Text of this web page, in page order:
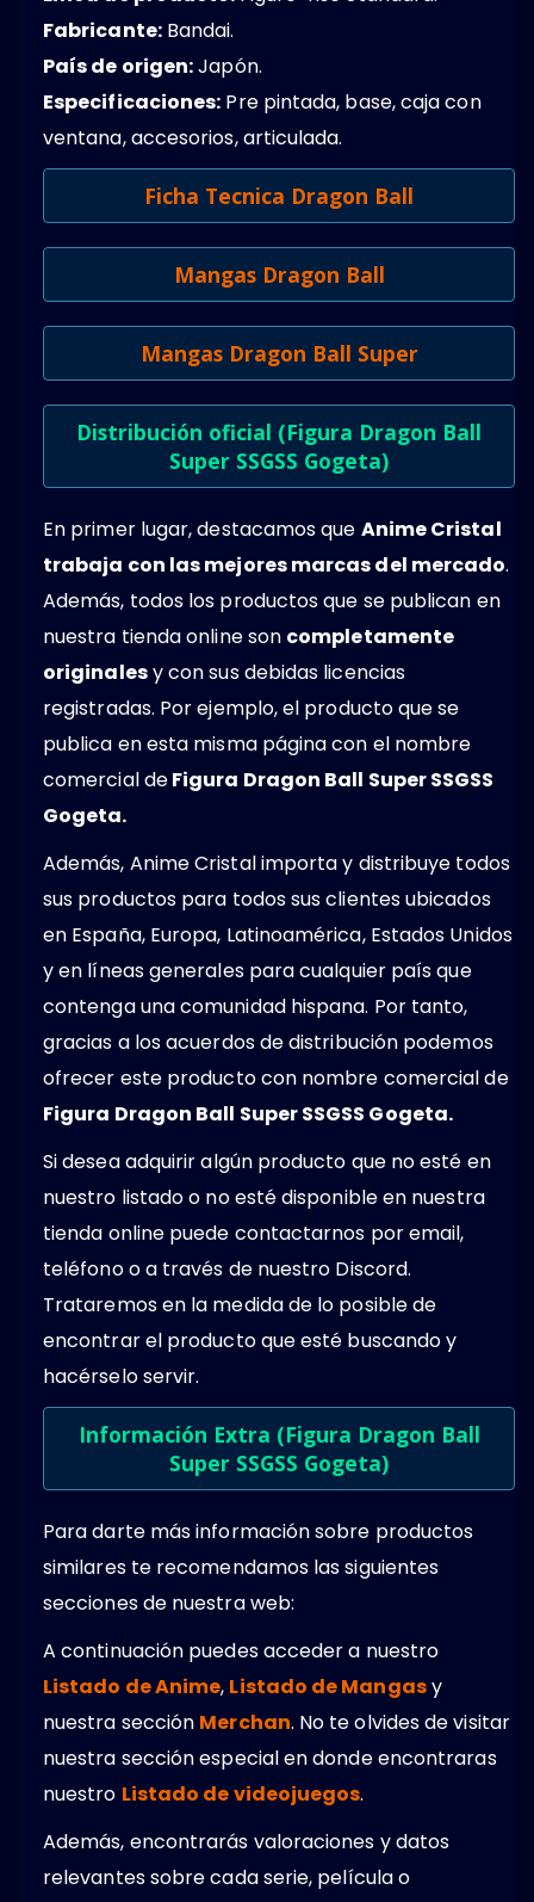
Fabricante:Bandai.
País de origen:Japón.
Especificaciones: Pre pintada, base, caja con
ventana, accesorios, articulada.
Ficha Tecnica Dragon Ball
Mangas Dragon Ball
Mangas Dragon Ball Super
Distribución oficial (Figura Dragon Ball
Super SSGSS Gogeta)
En primer lugar, destacamos que Anime Cristal
trabaja con las mejores marcas del mercado.
Además, todos los productos que se publican en
nuestra tienda online son completamente
originalesy con sus debidas licencias
registradas. Por ejemplo, el producto que se
publica en esta misma página con el nombre
comercial deFigura Dragon Ball Super SSGSS
Gogeta.
Además, Anime Cristal importa y distribuye todos
sus productos para todos sus clientes ubicados
en España, Europa, Latinoamérica, Estados Unidos
y en líneas generales para cualquier país que
contenga una comunidad hispana. Por tanto,
gracias a los acuerdos de distribución podemos
ofrecer este producto con nombre comercial de
Figura Dragon Ball Super SSGSS Gogeta.
Si desea adquirir algún producto que no esté en
nuestro listado o no esté disponible en nuestra
tienda online puede contactarnos por email,
teléfono o a través de nuestro Discord.
Trataremos en la medida de lo posible de
encontrar el producto que esté buscando y
hacérselo servir.
Información Extra (Figura Dragon Ball
Super SSGSS Gogeta)
Para darte más información sobre productos
similares te recomendamos las siguientes
secciones de nuestra web:
A continuación puedes acceder a nuestro
Listado de Anime, Listado de Mangasy
nuestra sección Merchan. No te olvides de visitar
nuestra sección especial en donde encontraras
nuestro Listado de videojuegos.
Además, encontrarás valoraciones y datos
relevantes sobre cada serie, película o